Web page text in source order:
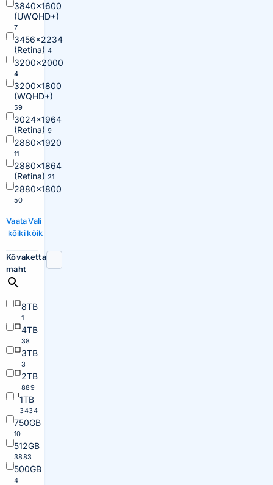
3840×1600
(UWQHD+)
7
3456×2234
(Retina) 4
3200×2000
4
3200×1800
(WQHD+)
59
3024×1964
(Retina) 9
2880×1920
11
2880×1864
(Retina) 21
2880×1800
50
Vaata
kõiki
Vali
kõik
Kõvaketta
maht
8TB
1
4TB
38
3TB
3
2TB
889
1TB
3434
750GB
10
512GB
3883
500GB
4